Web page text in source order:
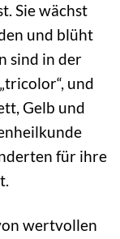
Sie wächst
und blüht
sind in der
und
Gelb und
für ihre
wertvollen